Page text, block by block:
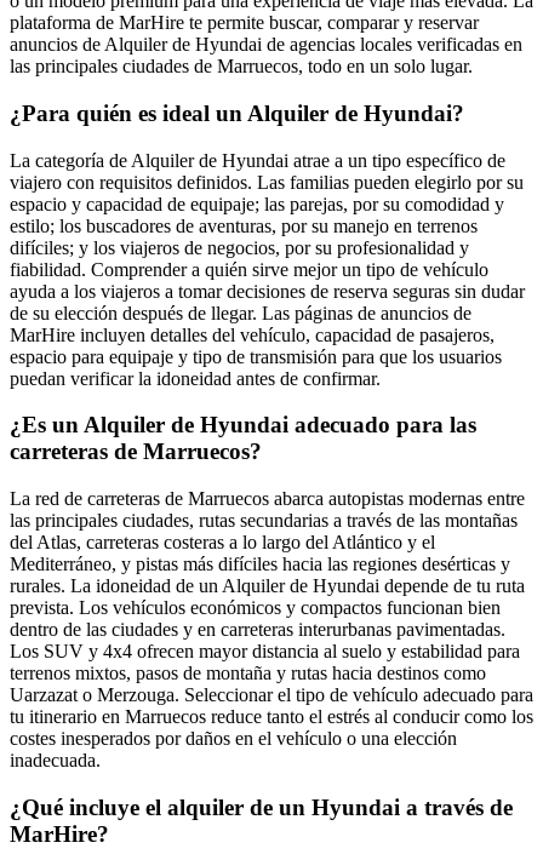
plataforma de MarHire te permite buscar, comparar y reservar
anuncios de Alquiler de Hyundai de agencias locales verificadas en
las principales ciudades de Marruecos, todo en un solo lugar.
¿Para quién es ideal un Alquiler de Hyundai?
La categoría de Alquiler de Hyundai atrae a un tipo específico de
viajero con requisitos definidos. Las familias pueden elegirlo por su
espacio y capacidad de equipaje; las parejas, por su comodidad y
estilo; los buscadores de aventuras, por su manejo en terrenos
difíciles; y los viajeros de negocios, por su profesionalidad y
fiabilidad. Comprender a quién sirve mejor un tipo de vehículo
ayuda a los viajeros a tomar decisiones de reserva seguras sin dudar
de su elección después de llegar. Las páginas de anuncios de
MarHire incluyen detalles del vehículo, capacidad de pasajeros,
espacio para equipaje y tipo de transmisión para que los usuarios
puedan verificar la idoneidad antes de confirmar.
¿Es un Alquiler de Hyundai adecuado para las
carreteras de Marruecos?
La red de carreteras de Marruecos abarca autopistas modernas entre
las principales ciudades, rutas secundarias a través de las montañas
del Atlas, carreteras costeras a lo largo del Atlántico y el
Mediterráneo, y pistas más difíciles hacia las regiones desérticas y
rurales. La idoneidad de un Alquiler de Hyundai depende de tu ruta
prevista. Los vehículos económicos y compactos funcionan bien
dentro de las ciudades y en carreteras interurbanas pavimentadas.
Los SUV y 4x4 ofrecen mayor distancia al suelo y estabilidad para
terrenos mixtos, pasos de montaña y rutas hacia destinos como
Uarzazat o Merzouga. Seleccionar el tipo de vehículo adecuado para
tu itinerario en Marruecos reduce tanto el estrés al conducir como los
costes inesperados por daños en el vehículo o una elección
inadecuada.
¿Qué incluye el alquiler de un Hyundai a través de
MarHire?